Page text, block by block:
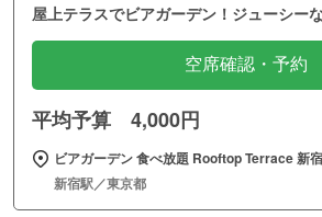
屋上テラスでビアガーデン！ジューシー
空席確認・予約
平均予算 4,000円
ビアガーデン 食べ放題 Rooftop Terrace 新
新宿駅／東京都